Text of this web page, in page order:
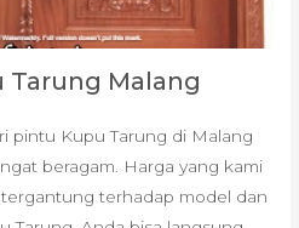
Tarung Malang
pintu Kupu Tarung di Malang
beragam. Harga yang kami
terhadap model dan